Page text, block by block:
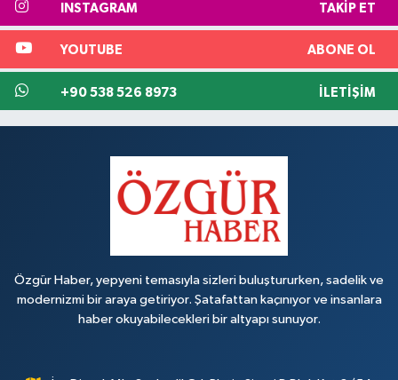
INSTAGRAM TAKIP ET
YOUTUBE ABONE OL
+90 538 526 8973 İLETIŞIM
Özgür Haber, yepyeni temasıyla sizleri buluştururken, sadelik ve
modernizmi bir araya getiriyor. Şatafattan kaçınıyor ve insanlara
haber okuyabilecekleri bir altyapı sunuyor.